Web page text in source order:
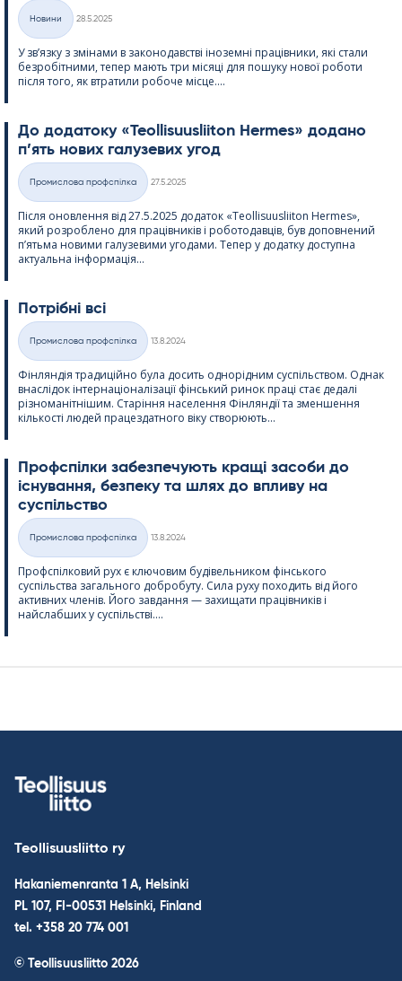
Категорії
Новини
28.5.2025
У зв’язку з змінами в законодавстві іноземні працівники, які стали
безробітними, тепер мають три місяці для пошуку нової роботи
після того, як втратили робоче місце....
До додатоку «Teol­li­suus­lii­ton Her­mes» додано
п’ять нових галузевих угод
Категорії
Промислова профспілка
27.5.2025
Після оновлення від 27.5.2025 додаток «Teol­li­suus­lii­ton Her­mes»,
який розроблено для працівників і роботодавців, був доповнений
п’ятьма новими галузевими угодами. Тепер у додатку доступна
актуальна інформація...
Потрібні всі
Категорії
Промислова профспілка
13.8.2024
Фінляндія традиційно була досить однорідним суспільством. Однак
внаслідок інтернаціоналізації фінський ринок праці стає дедалі
різноманітнішим. Старіння населення Фінляндії та зменшення
кількості людей працездатного віку створюють...
Профспілки забезпечують кращі засоби до
існування, безпеку та шлях до впливу на
суспільство
Категорії
Промислова профспілка
13.8.2024
Профспілковий рух є ключовим будівельником фінського
суспільства загального добробуту. Сила руху походить від його
активних членів. Його завдання — захищати працівників і
найслабших у суспільстві....
Teollisuusliitto ry
Hakaniemenranta 1 A, Helsinki
PL 107, FI-00531 Helsinki, Finland
tel. +358 20 774 001
© Teollisuusliitto 2026